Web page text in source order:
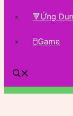
🔻Ứng
🖱Game